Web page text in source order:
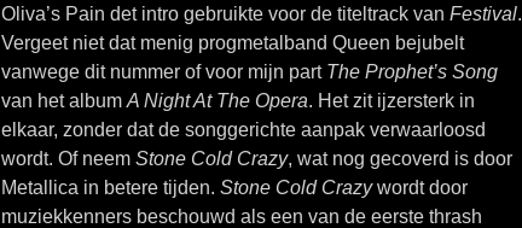
Oliva’s Pain det intro gebruikte voor de titeltrack van Festival.
Vergeet niet dat menig progmetalband Queen bejubelt
vanwege dit nummer of voor mijn part The Prophet’s Song
van het album A Night At The Opera. Het zit ijzersterk in
elkaar, zonder dat de songgerichte aanpak verwaarloosd
wordt. Of neem Stone Cold Crazy, wat nog gecoverd is door
Metallica in betere tijden. Stone Cold Crazywordt door
muziekkenners beschouwd als een van de eerste thrash